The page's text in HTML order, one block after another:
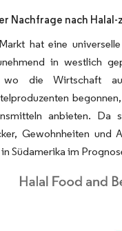
Nachfrage nach
hat eine
in westlich
wo die Wirtschaft
anbieten.
Gewohnheiten und
Südamerika im